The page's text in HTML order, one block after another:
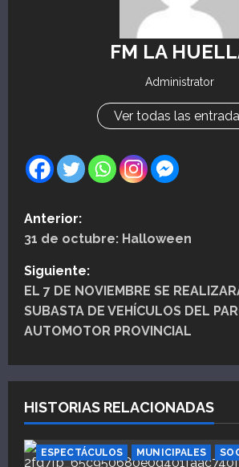
FM LA
Administrator
Ver todas las
N
a
v
e
a
c
i
Anterior:
31 de octubre: Halloween
Siguiente:
EL 7 DE NOVIEMBRE SE
SUBASTA DE VEHÍCULOS DEL
AUTOMOTOR PROVINCIAL
HISTORIAS RELACIONADAS
ESPECTÁCULOS MUNICIPALES